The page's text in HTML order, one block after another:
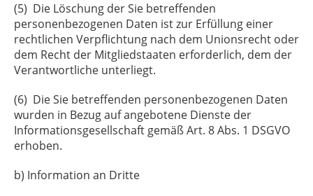
(5) Die Löschung der Sie betreffenden
personenbezogenen Daten ist zur Erfüllung einer
rechtlichen Verpflichtung nach dem Unionsrecht oder
dem Recht der Mitgliedstaaten erforderlich, dem der
Verantwortliche unterliegt.
(6) Die Sie betreffenden personenbezogenen Daten
wurden in Bezug auf angebotene Dienste der
Informationsgesellschaft gemäß Art. 8 Abs. 1 DSGVO
erhoben.
b) Information an Dritte